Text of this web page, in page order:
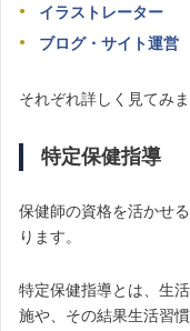
イラストレーター
ブログ・サイト運営
それぞれ詳しく見てみま
特定保健指導
保健師の資格を活かせ
ります。
特定保健指導とは、生
施や、その結果生活習